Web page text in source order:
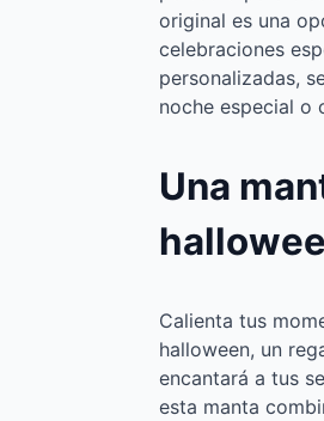
original es una
celebraciones
personalizadas,
noche especial o
Una
Calienta tus
halloween, un
encantará a tus
esta manta